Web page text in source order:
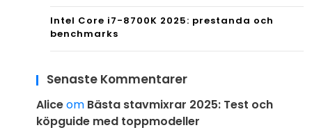
Intel Core i7-8700K 2025: prestanda och
benchmarks
Senaste Kommentarer
Aliceom Bästa stavmixrar 2025: Test och
köpguide med toppmodeller